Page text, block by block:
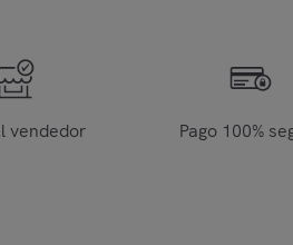
vendedor Pago 100%